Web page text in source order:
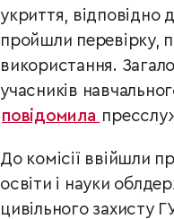
укриття, відповідно
пройшли перевірку,
використання.
учасників
повідомила
До комісії ввійшли
освіти і науки
цивільного захисту